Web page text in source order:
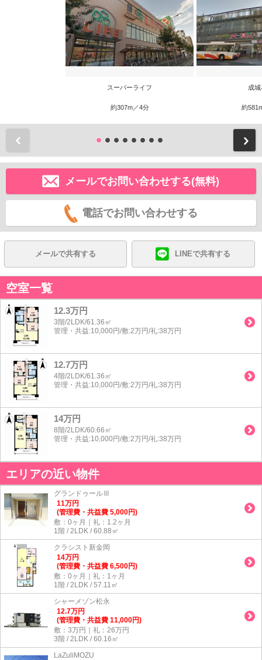
スーパーライフ
約307m／4分
成
約
メールでお問い合わせする(無料)
電話でお問い合わせする
メールで共有する LINEで共有する
空室一覧
12.3万円
3階/2LDK/61.36㎡
管理・共益:10,000円/敷:2万円/礼:38万円
12.7万円
4階/2LDK/61.36㎡
管理・共益:10,000円/敷:2万円/礼:38万円
14万円
8階/2LDK/60.66㎡
管理・共益:10,000円/敷:2万円/礼:38万円
エリアの近い物件
グランドゥールⅢ
11万円
(管理費・共益費 5,000円)
敷：0ヶ月｜礼：1.2ヶ月
1階 / 2LDK / 60.88㎡
クラシスト新金岡
14万円
(管理費・共益費 6,500円)
敷：0ヶ月｜礼：1ヶ月
1階 / 2LDK / 57.11㎡
シャーメゾン松永
12.7万円
(管理費・共益費 11,000円)
敷：3万円｜礼：26万円
3階 / 2LDK / 60.16㎡
LaZuliMOZU